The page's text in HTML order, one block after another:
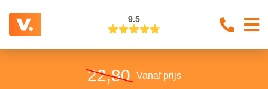
9.5
22,80 Vanaf prijs